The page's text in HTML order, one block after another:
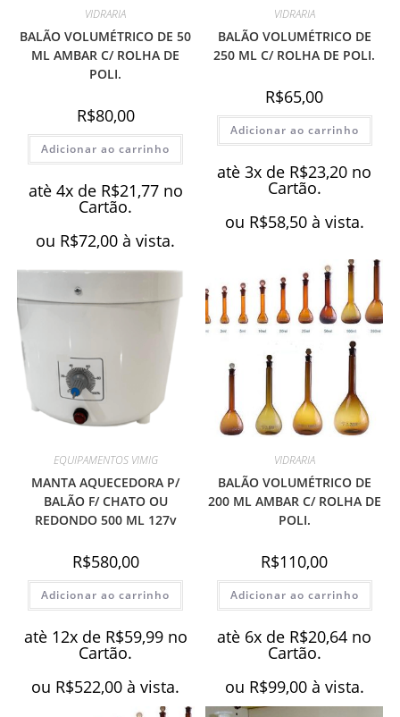
VIDRARIA
BALÃO VOLUMÉTRICO DE 50
ML AMBAR C/ ROLHA DE
POLI.
R$80,00
Adicionar ao carrinho
atè 4x de R$21,77 no
Cartão.
ou R$72,00 à vista.
VIDRARIA
BALÃO VOLUMÉTRICO DE
250 ML C/ ROLHA DE POLI.
R$65,00
Adicionar ao carrinho
atè 3x de R$23,20 no
Cartão.
ou R$58,50 à vista.
EQUIPAMENTOS VIMIG
MANTA AQUECEDORA P/
BALÃO F/ CHATO OU
REDONDO 500 ML 127v
R$580,00
Adicionar ao carrinho
atè 12x de R$59,99 no
Cartão.
ou R$522,00 à vista.
VIDRARIA
BALÃO VOLUMÉTRICO DE
200 ML AMBAR C/ ROLHA DE
POLI.
R$110,00
Adicionar ao carrinho
atè 6x de R$20,64 no
Cartão.
ou R$99,00 à vista.